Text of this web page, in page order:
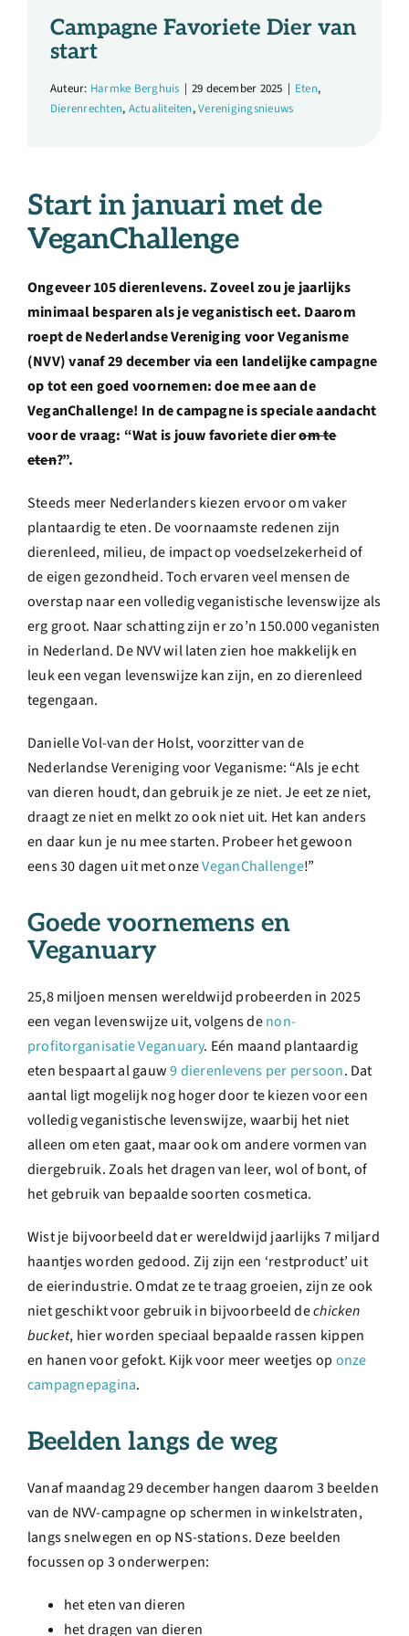
Doneren
Shop
English
Campagne Favoriete Dier van
start
Auteur: Harmke Berghuis | 29 december 2025 | Eten,
Dierenrechten, Actualiteiten,Verenigingsnieuws
Start in januari met de
VeganChallenge
Ongeveer 105 dierenlevens. Zoveel zou je jaarlijks
minimaal besparen als je veganistisch eet. Daarom
roept de Nederlandse Vereniging voor Veganisme
(NVV) vanaf 29 december via een landelijke campagne
op tot een goed voornemen: doe mee aan de
VeganChallenge! In de campagne is speciale aandacht
voor de vraag: “Wat is jouw favoriete dierom te
eten?”.
Steeds meer Nederlanders kiezen ervoor om vaker
plantaardig te eten. De voornaamste redenen zijn
dierenleed, milieu, de impact op voedselzekerheid of
de eigen gezondheid. Toch ervaren veel mensen de
overstap naar een volledig veganistische levenswijze als
erg groot. Naar schatting zijn er zo’n 150.000 veganisten
in Nederland. De NVV wil laten zien hoe makkelijk en
leuk een vegan levenswijze kan zijn, en zo dierenleed
tegengaan.
Danielle Vol-van der Holst, voorzitter van de
Nederlandse Vereniging voor Veganisme: “Als je echt
van dieren houdt, dan gebruik je ze niet. Je eet ze niet,
draagt ze niet en melkt zo ook niet uit. Het kan anders
en daar kun je nu mee starten. Probeer het gewoon
eens 30 dagen uit met onzeVeganChallenge!”
Goede voornemens en
Veganuary
25,8 miljoen mensen wereldwijd probeerden in 2025
een vegan levenswijze uit, volgens denon-
profitorganisatie Veganuary. Eén maand plantaardig
eten bespaart al gauw9 dierenlevens per persoon. Dat
aantal ligt mogelijk nog hoger door te kiezen voor een
volledig veganistische levenswijze, waarbij het niet
alleen om eten gaat, maar ook om andere vormen van
diergebruik. Zoals het dragen van leer, wol of bont, of
het gebruik van bepaalde soorten cosmetica.
Wist je bijvoorbeeld dat er wereldwijd jaarlijks 7 miljard
haantjes worden gedood. Zij zijn een ‘restproduct’ uit
de eierindustrie. Omdat ze te traag groeien, zijn ze ook
niet geschikt voor gebruik in bijvoorbeeld dechicken
bucket, hier worden speciaal bepaalde rassen kippen
en hanen voor gefokt. Kijk voor meer weetjes op onze
campagnepagina.
Beelden langs de weg
Vanaf maandag 29 december hangen daarom 3 beelden
van de NVV-campagne op schermen in winkelstraten,
langs snelwegen en op NS-stations. Deze beelden
focussen op 3 onderwerpen:
het eten van dieren
het dragen van dieren